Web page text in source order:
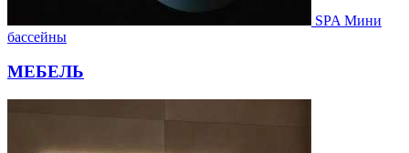
SPA Мини
бассейны
МЕБЕЛЬ